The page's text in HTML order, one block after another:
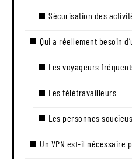
Sécurisation des
Qui a réellement besoin
Les voyageurs
Les télétravailleurs
Les personnes
Un VPN est-il nécessaire